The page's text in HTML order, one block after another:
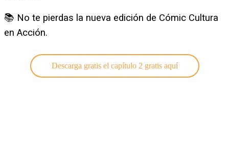
📚 No te pierdas la nueva edición de Cómic Cultura
en Acción.
Descarga gratis el capítulo 2 gratis aquí